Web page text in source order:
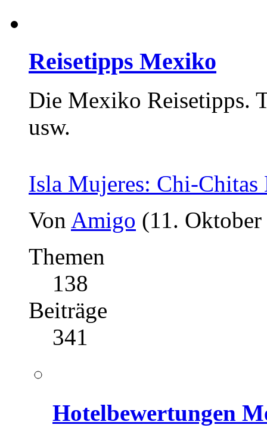
Reisetipps Mexiko
Die Mexiko Reisetipps.
usw.
Isla Mujeres: Chi-Chitas
Von Amigo (11.
Themen
138
Beiträge
341
Hotelbewertungen